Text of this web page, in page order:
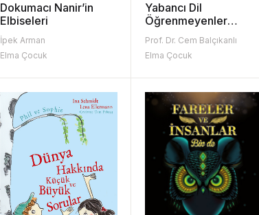
Dokumacı Nanir’in
Elbiseleri
İpek Arman
Elma Çocuk
Yabancı Dil
Öğrenmeyenler
Kulübü
Prof. Dr. Cem Balçıkanlı
Elma Çocuk